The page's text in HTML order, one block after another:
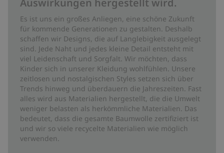
Auswirkungen hergestellt wird.
Es ist uns ein großes Anliegen, eine schöne Zukunft
für kommende Generationen zu gestalten. Deshalb
schaffen wir Designs, die auf Langlebigkeit ausgelegt
sind. Jede Naht und jedes kleine Detail entsteht mit
viel Leidenschaft und Sorgfalt. Wir möchten, dass
Kinder sich in unserer Kleidung wohlfühlen. Unsere
zeitlosen und nostalgischen Styles setzen sich über
Trends hinweg und überdauern die Jahreszeiten. Fast
alles wird aus Materialien hergestellt, die die Umwelt
weniger belasten als herkömmliche Materialien. Das
bedeutet, dass die gesamte Baumwolle zertifiziert ist
und wir so viele recycelte Materialien wie möglich
verwenden.